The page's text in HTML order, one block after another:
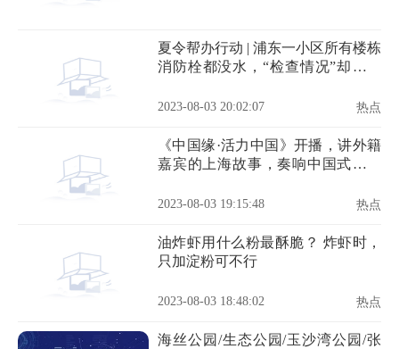
夏令帮办行动 | 浦东一小区所有楼栋
消防栓都没水，“检查情况”却都打
2023-08-03 20:02:07 热点
《中国缘·活力中国》开播，讲外籍
嘉宾的上海故事，奏响中国式现代
2023-08-03 19:15:48 热点
油炸虾用什么粉最酥脆？ 炸虾时，
只加淀粉可不行
2023-08-03 18:48:02 热点
海丝公园/生态公园/玉沙湾公园/张